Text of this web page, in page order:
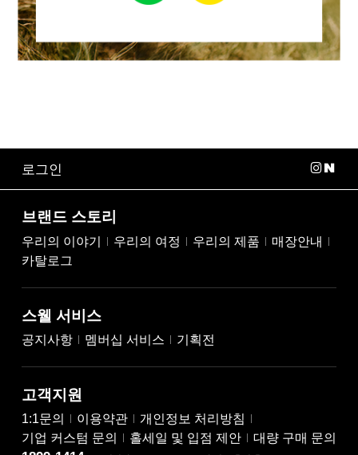
로그인
브랜드 스토리
우리의 이야기 우리의 여정 우리의 제품
매장안내
카탈로그
스웰 서비스
공지사항 멤버십 서비스 기획전
고객지원
1:1문의 이용약관
개인정보 처리방침
기업 커스텀 문의
홀세일 및 입점 제안 대량 구매 문의